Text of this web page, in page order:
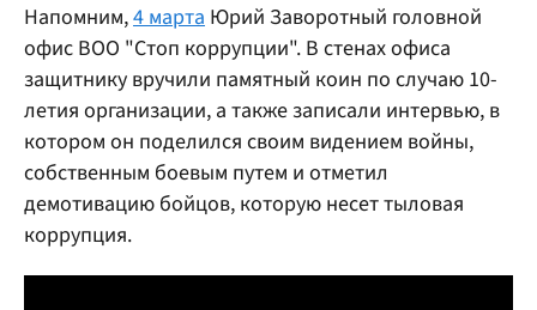
Напомним,4 марта Юрий Заворотный головной
офис ВОО "Стоп коррупции". В стенах офиса
защитнику вручили памятный коин по случаю 10-
летия организации, а также записали интервью, в
котором он поделился своим видением войны,
собственным боевым путем и отметил
демотивацию бойцов, которую несет тыловая
коррупция.